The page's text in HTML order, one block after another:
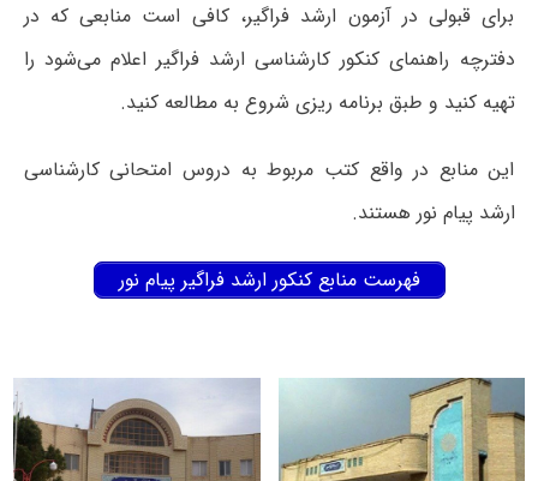
برای قبولی در آزمون ارشد فراگیر، کافی است منابعی که در
دفترچه راهنمای کنکور کارشناسی ارشد فراگیر اعلام می‌شود را
تهیه کنید و طبق برنامه ریزی شروع به مطالعه کنید.
این منابع در واقع کتب مربوط به دروس امتحانی کارشناسی
ارشد پیام نور هستند.
فهرست منابع کنکور ارشد فراگیر پیام نور